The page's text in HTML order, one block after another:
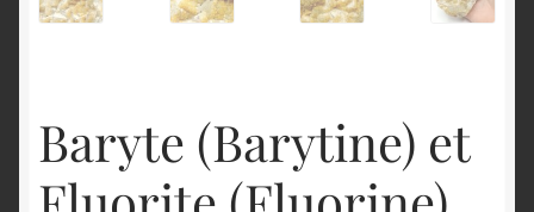
Baryte (Barytine) et